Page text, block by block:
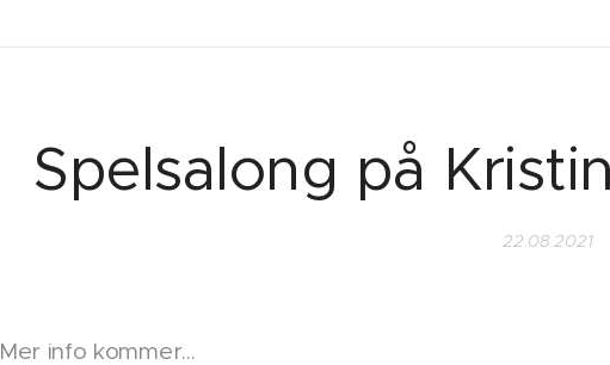
Spelsalong på
22.08.2021
Mer info kommer...